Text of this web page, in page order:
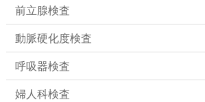
前立腺検査
動脈硬化度検査
呼吸器検査
婦人科検査